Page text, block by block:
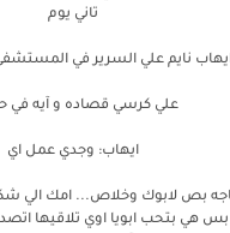
تاني يوم
نايم علي السرير في
علي كرسي قصاده و آيه في
ايهاب: وجدي عمل اي
حاجه بص لابوك وخلاص... امك الي
هي بتحب ابويا اوي تلاقيها